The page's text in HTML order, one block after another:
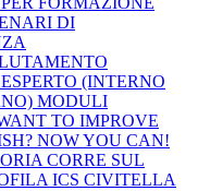
DI
(INTERNO
MODULI
TO IMPROVE
NOW YOU CAN!
CORRE SUL
ICS CIVITELLA